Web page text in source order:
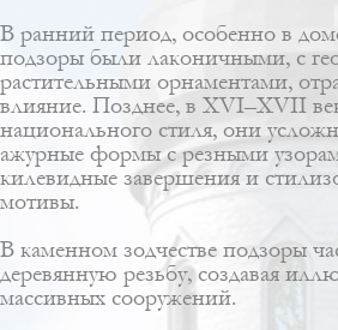
В ранний период, особенно в
подзоры были лаконичными, с
растительными орнаментами,
влияние. Позднее, в XVI–XVII
национального стиля, они
ажурные формы с резными
килевидные завершения и
мотивы.
В каменном зодчестве подзоры
деревянную резьбу, создавая
массивных сооружений.